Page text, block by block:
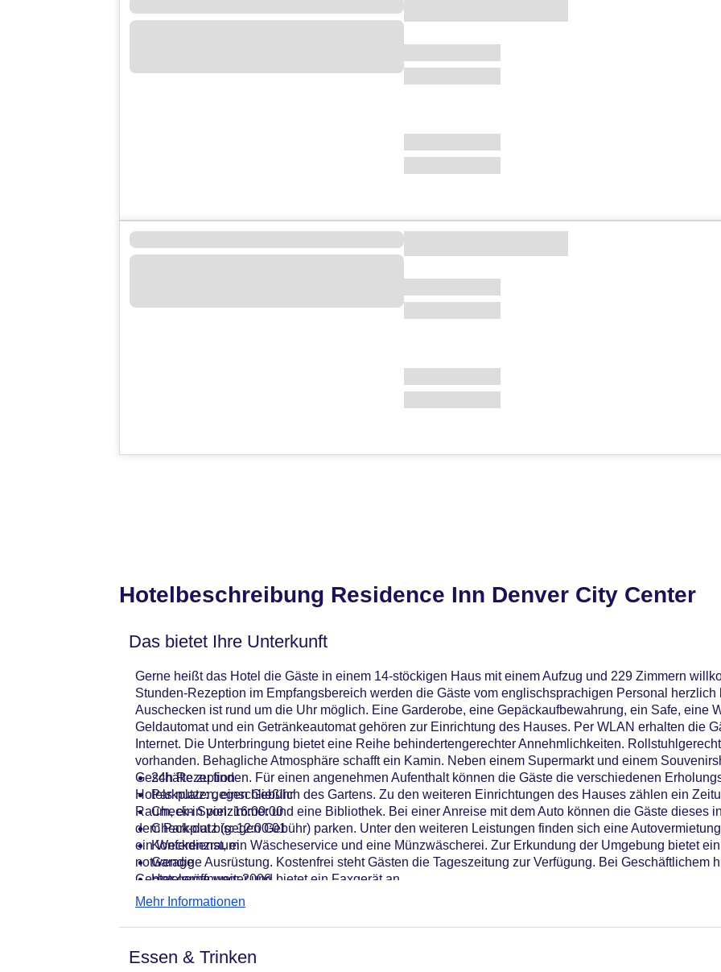
Hotelbeschreibung Residence Inn Denver City Center
Das bietet Ihre Unterkunft
Gerne heißt das Hotel die Gäste in einem 14-stöckigen Haus mit einem Aufzug und 229 Zimmern
Stunden-Rezeption im Empfangsbereich werden die Gäste vom englischsprachigen Personal herzlich
Auschecken ist rund um die Uhr möglich. Eine Garderobe, eine Gepäckaufbewahrung, ein Safe, eine
Geldautomat und ein Getränkeautomat gehören zur Einrichtung des Hauses. Per WLAN erhalten die
Internet. Die Unterbringung bietet eine Reihe behindertengerechter Annehmlichkeiten.
vorhanden. Behagliche Atmosphäre schafft ein Kamin. Neben einem Supermarkt und einem
Geschäfte zu finden. Für einen angenehmen Aufenthalt können die Gäste die verschiedenen
Hotels nutzen, einschließlich des Gartens. Zu den weiteren Einrichtungen des Hauses zählen ein
Raum, ein Spielzimmer und eine Bibliothek. Bei einer Anreise mit dem Auto können die Gäste dieses
dem Parkplatz (gegen Gebühr) parken. Unter den weiteren Leistungen finden sich eine
ein Weckdienst, ein Wäscheservice und eine Münzwäscherei. Zur Erkundung der Umgebung bietet
notwendige Ausrüstung. Kostenfrei steht Gästen die Tageszeitung zur Verfügung. Bei Geschäftlichem
Center gerne weiter und bietet ein Faxgerät an.
24h Rezeption
Parkplatz: gegen Gebühr
Check-in von: 16:00:00
Check-out bis: 12:00:01
Konferenzraum
Garage
Hoteleröffnung: 2006
Hotelsafe
Lift
Anzahl der Konferenzräume: 1
Mehr Informationen
Essen & Trinken